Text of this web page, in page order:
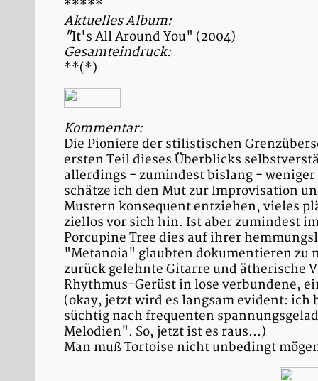
*****
Aktuelles Album:
"It's All Around You" (2004)
Gesamteindruck:
**(*)
Kommentar:
Die Pioniere der stilistischen
ersten Teil dieses Überblicks
allerdings - zumindest bislang -
schätze ich den Mut zur Improvisation
Mustern konsequent entziehen, vieles
ziellos vor sich hin. Ist aber zumindest
Porcupine Tree dies auf ihrer
"Metanoia" glaubten dokumentieren zu
zurück gelehnte Gitarre und ätherische
Rhythmus-Gerüst in lose verbundene,
(okay, jetzt wird es langsam evident:
süchtig nach frequenten
Melodien". So, jetzt ist es raus...)
Man muß Tortoise nicht unbedingt